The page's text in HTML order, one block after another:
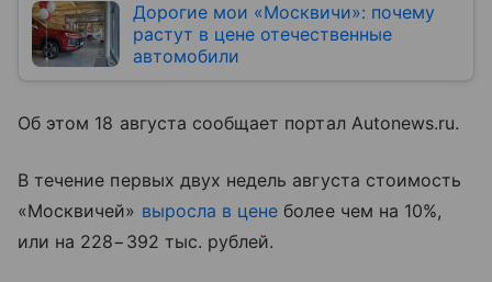
Дорогие мои «Москвичи»: почему
растут в цене отечественные
автомобили
Об этом 18 августа сообщает портал Autonews.ru.
В течение первых двух недель августа стоимость
«Москвичей» выросла в цене более чем на 10%,
или на 228−392 тыс. рублей.